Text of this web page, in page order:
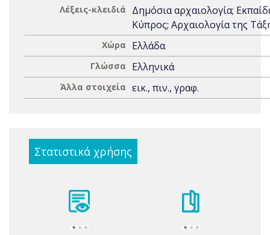
Λέξεις-κλειδιά
Δημόσια αρχαιολογία;
Κύπρος; Αρχαιολογία της
Χώρα Ελλάδα
Γλώσσα Ελληνικά
Άλλα στοιχεία εικ., πιν., γραφ.
Στατιστικά χρήσης